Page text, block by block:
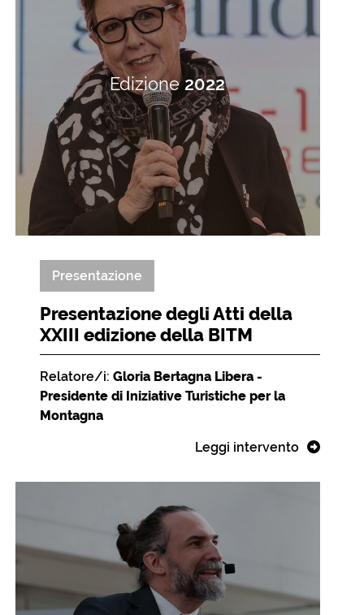
Edizione2022
Presentazione
Presentazione degli Atti della
XXIII edizione della BITM
Relatore/i: Gloria Bertagna Libera -
Presidente di Iniziative Turistiche per la
Montagna
Leggi intervento